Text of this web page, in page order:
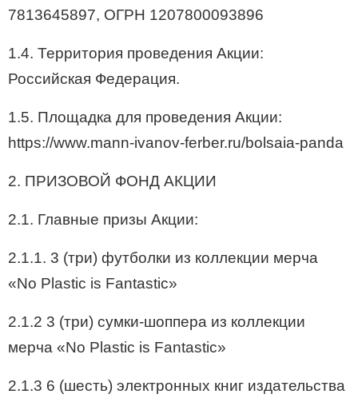
7813645897, ОГРН 1207800093896
1.4. Территория проведения Акции:
Российская Федерация.
1.5. Площадка для проведения Акции:
https://www.mann-ivanov-ferber.ru/bolsaia-panda
2. ПРИЗОВОЙ ФОНД АКЦИИ
2.1. Главные призы Акции:
2.1.1. 3 (три) футболки из коллекции мерча
«No Plastic is Fantastic»
2.1.2 3 (три) сумки-шоппера из коллекции
мерча «No Plastic is Fantastic»
2.1.3 6 (шесть) электронных книг издательства